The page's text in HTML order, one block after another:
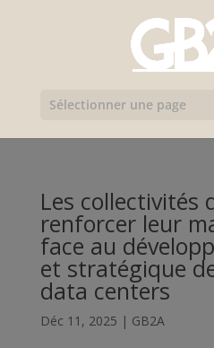
Sélectionner une page
Les collectivités
renforcer leur
face au
et stratégique
data centers
Déc 11, 2025 | GB2A